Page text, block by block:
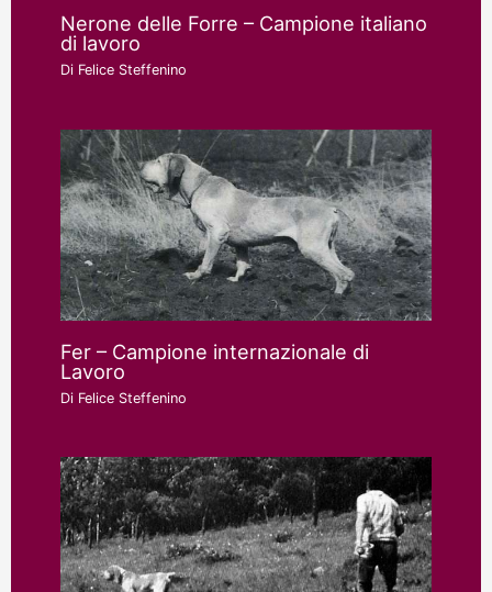
Nerone delle Forre – Campione italiano
di lavoro
Di Felice Steffenino
Fer – Campione internazionale di
Lavoro
Di Felice Steffenino